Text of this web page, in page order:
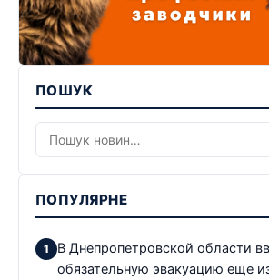
ПОШУК
ПОПУЛЯРНЕ
В Днепропетровской области
обязательную эвакуацию еще